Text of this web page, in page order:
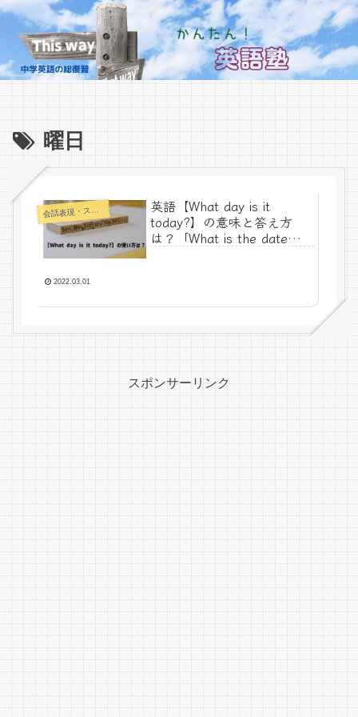
曜日
会話表現・スラング・ことわざ
英語【What day is it
today?】の意味と答え方
は？「What is the date
2022.03.01
スポンサーリンク